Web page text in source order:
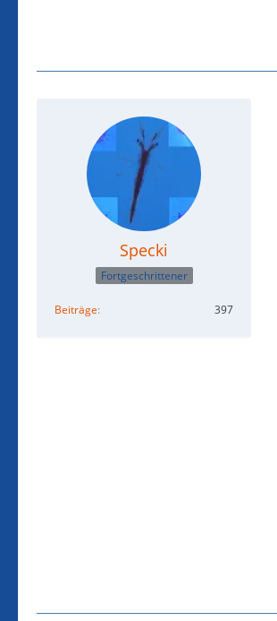
Specki
Fortgeschrittener
Beiträge 397